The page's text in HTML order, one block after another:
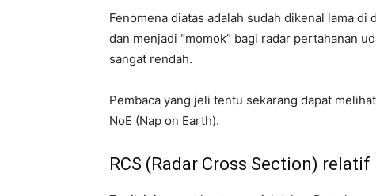
Fenomena diatas adalah sudah dikenal lama
dan menjadi “momok” bagi radar pertahanan
sangat rendah.
Pembaca yang jeli tentu sekarang dapat
NoE (Nap on Earth).
RCS (Radar Cross Section) relatif